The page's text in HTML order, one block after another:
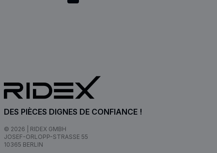
DES PIÈCES DIGNES DE CONFIANCE !
© 2026 | RIDEX GMBH
JOSEF-ORLOPP-STRASSE 55
10365 BERLIN